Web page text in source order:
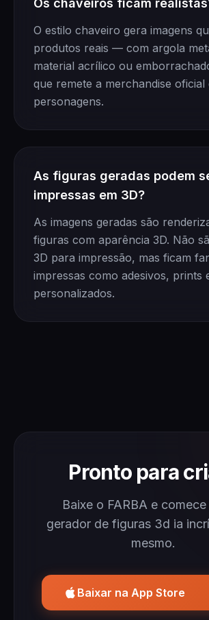
O estilo chaveiro gera imagens
produtos reais — com argola
material acrílico ou
que remete a merchandise oficial
personagens.
As figuras geradas podem
impressas em 3D?
As imagens geradas são
figuras com aparência 3D. Não
3D para impressão, mas ficam
impressas como adesivos, prints
personalizados.
Pronto para
Baixe o FARBA e
gerador de figuras 3d ia
mesmo.
Baixar na App Store